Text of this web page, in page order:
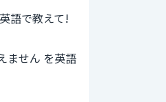
語で教えて!
ません を英語